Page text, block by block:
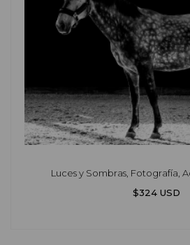
Luces y Sombras, Fotografía,
$324 USD